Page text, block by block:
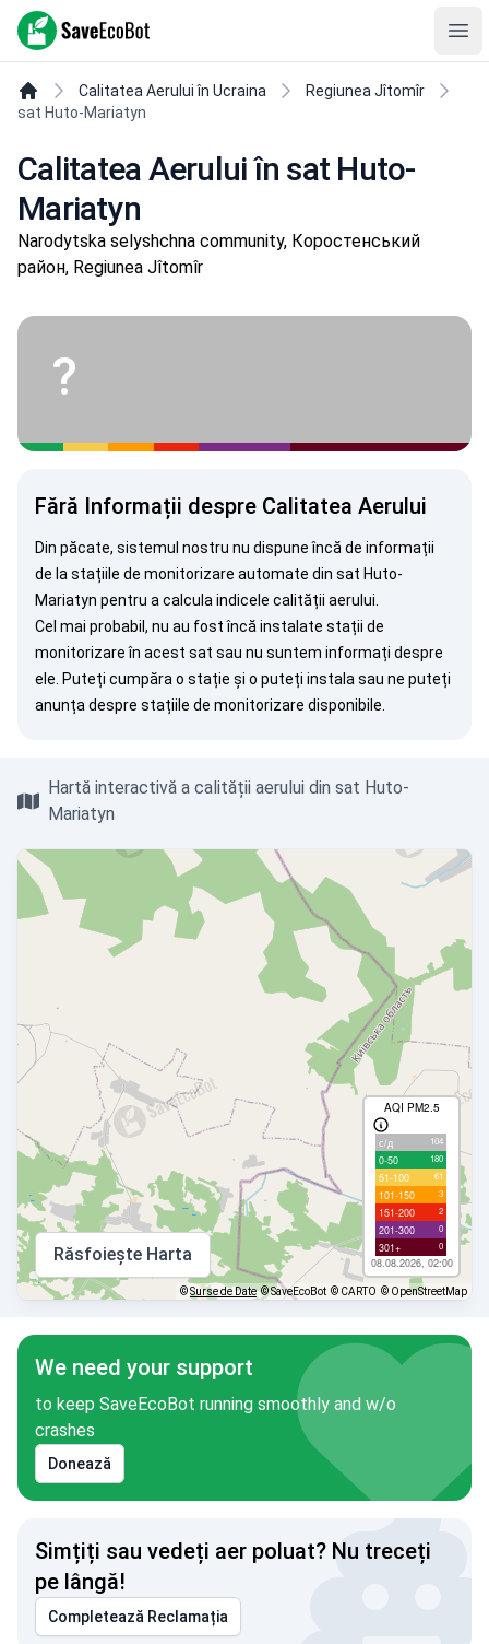
SaveEcoBot
Calitatea Aerului în Ucraina
Regiunea Jîtomîr
sat Huto-Mariatyn
Calitatea Aerului în sat Huto-
Mariatyn
Narodytska selyshchna community, Коростенський
район, Regiunea Jîtomîr
?
Fără Informații despre Calitatea Aerului
Din păcate, sistemul nostru nu dispune încă de informații
de la stațiile de monitorizare automate din sat Huto-
Mariatyn pentru a calcula indicele calității aerului.
Cel mai probabil, nu au fost încă instalate stații de
monitorizare în acest sat sau nu suntem informați despre
ele. Puteți cumpăra o stație și o puteți instala sau ne puteți
anunța despre stațiile de monitorizare disponibile.
Hartă interactivă a calității aerului din sat Huto-
Mariatyn
AQI PM2.5
с/д 104
0-50 180
51-100 61
101-150 3
151-200 2
201-300 0
301+ 0
08.08.2026, 02:00
Răsfoiește Harta
©Surse de Date © SaveEcoBot © CARTO © OpenStreetMap
We need your support
to keep SaveEcoBot running smoothly and w/o
crashes
Donează
Simțiți sau vedeți aer poluat? Nu treceți
pe lângă!
Completează Reclamația